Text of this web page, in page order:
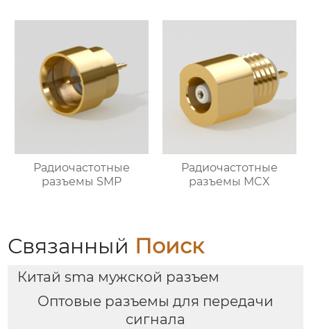
Радиочастотные
разъемы SMP
Радиочастотные
разъемы MCX
Связанный Поиск
Китай sma мужской разъем
Оптовые разъемы для передачи
сигнала